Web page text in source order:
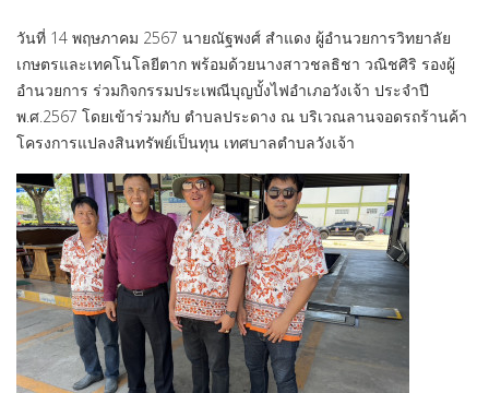
วันที่ 14 พฤษภาคม 2567 นายณัฐพงศ์ สำแดง ผู้อำนวยการวิทยาลัย
เกษตรและเทคโนโลยีตาก พร้อมด้วยนางสาวชลธิชา วณิชศิริ รองผู้
อำนวยการ ร่วมกิจกรรมประเพณีบุญบั้งไฟอำเภอวังเจ้า ประจำปี
พ.ศ.2567 โดยเข้าร่วมกับ ตำบลประดาง ณ บริเวณลานจอดรถร้านค้า
โครงการแปลงสินทรัพย์เป็นทุน เทศบาลตำบลวังเจ้า